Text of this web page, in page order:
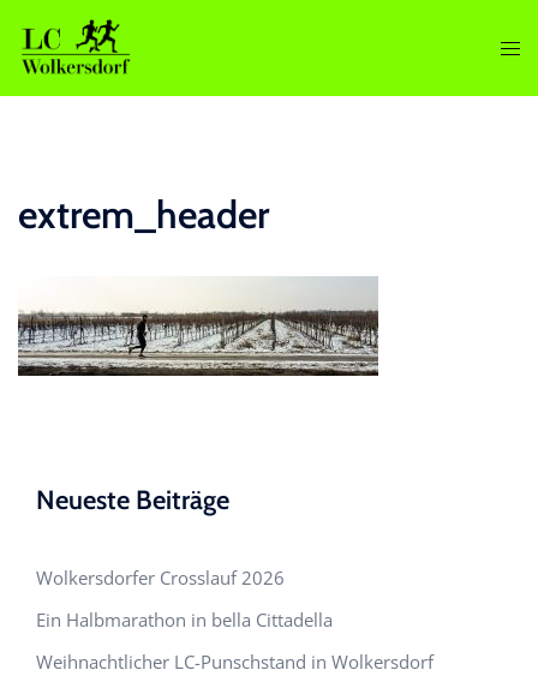
Inhalt
springen
extrem_header
Neueste Beiträge
Wolkersdorfer Crosslauf 2026
Ein Halbmarathon in bella Cittadella
Weihnachtlicher LC-Punschstand in Wolkersdorf